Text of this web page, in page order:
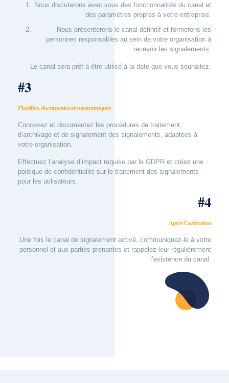
Nous discuterons avec vous des fonctionnalités du canal et
des paramètres propres à votre entreprise.
Nous présenterons le canal définitif et formerons les
personnes responsables au sein de votre organisation à
recevoir les signalements.
Le canal sera prêt à être utilisé à la date que vous souhaitez.
#3
Planifiez, documentez et communiquez
Concevez et documentez les procédures de traitement,
d’archivage et de signalement des signalements, adaptées à
votre organisation.
Effectuez l’analyse d’impact requise par le GDPR et créez une
politique de confidentialité sur le traitement des signalements
pour les utilisateurs.
#4
Après l’activation
Une fois le canal de signalement activé, communiquez-le à votre
personnel et aux parties prenantes et rappelez-leur régulièrement
l’existence du canal.